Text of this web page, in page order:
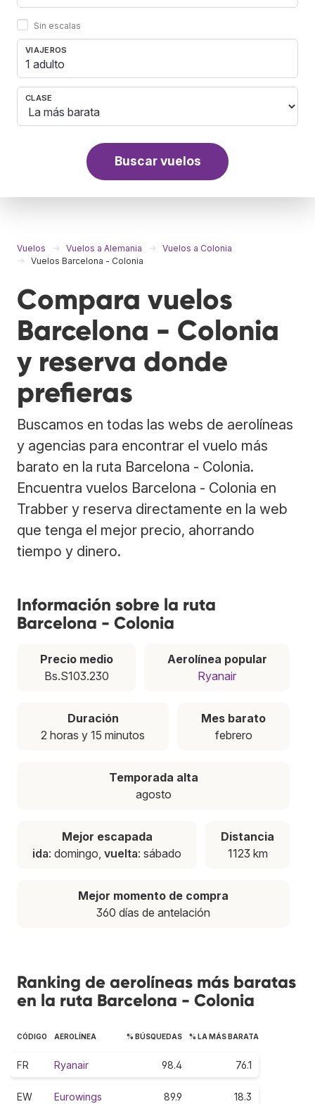
Sin escalas
VIAJEROS
1 adulto
CLASE
Buscar vuelos
Vuelos Vuelos a Alemania
Vuelos a Colonia
Vuelos Barcelona - Colonia
Compara vuelos
Barcelona - Colonia
y reserva donde
prefieras
Buscamos en todas las webs de aerolíneas
y agencias para encontrar el vuelo más
barato en la ruta Barcelona - Colonia.
Encuentra vuelos Barcelona - Colonia en
Trabber y reserva directamente en la web
que tenga el mejor precio, ahorrando
tiempo y dinero.
Información sobre la ruta
Barcelona - Colonia
Precio medio
Bs.S103.230
Aerolínea popular
Ryanair
Duración
2 horas y 15 minutos
Mes barato
febrero
Temporada alta
agosto
Mejor escapada
ida: domingo, vuelta: sábado
Distancia
1123 km
Mejor momento de compra
360 días de antelación
Ranking de aerolíneas más baratas
en la ruta Barcelona - Colonia
CÓDIGO AEROLÍNEA % BÚSQUEDAS % LA MÁS BARATA
FR Ryanair 98.4 76.1
EW Eurowings 89.9 18.3